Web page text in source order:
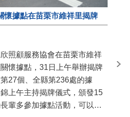
懷據點在苗栗市維祥里揭牌
照顧服務協會在苗栗市維祥
懷據點，31日上午舉辦揭牌
27個、全縣第236處的據
上午主持揭牌儀式，頒發15
輩多參加據點活動，可以更
苗